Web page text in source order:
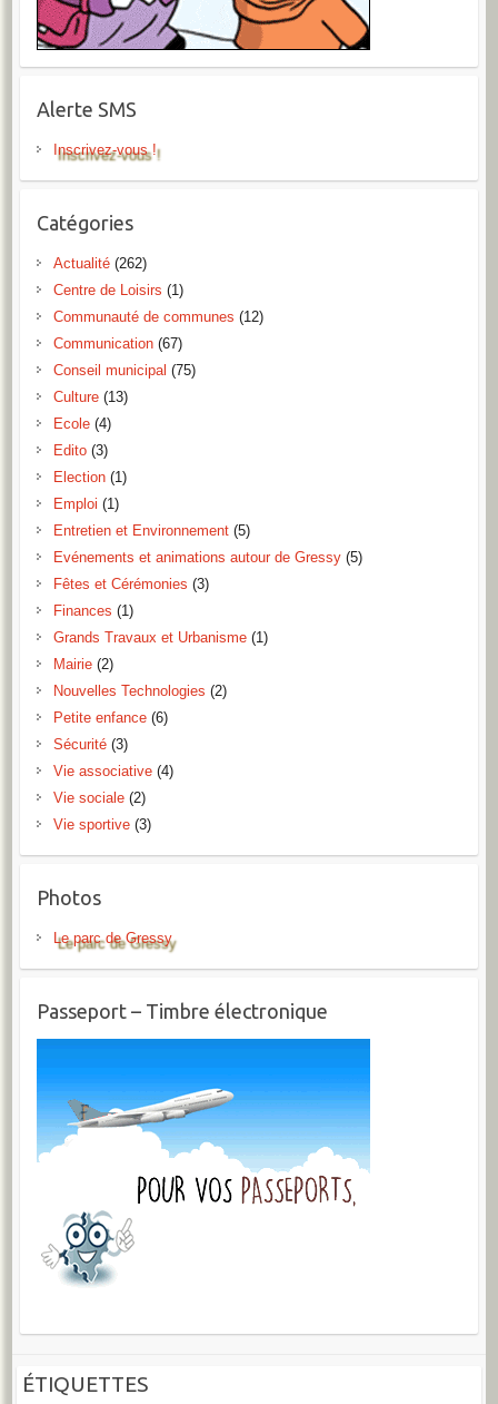
Alerte SMS
Inscrivez-vous !
Catégories
Actualité(262)
Centre de Loisirs (1)
Communauté de communes (12)
Communication(67)
Conseil municipal (75)
Culture(13)
Ecole(4)
Edito(3)
Election(1)
Emploi (1)
Entretien et Environnement(5)
Evénements et animations autour de Gressy(5)
Fêtes et Cérémonies (3)
Finances (1)
Grands Travaux et Urbanisme(1)
Mairie(2)
Nouvelles Technologies (2)
Petite enfance(6)
Sécurité(3)
Vie associative(4)
Vie sociale(2)
Vie sportive(3)
Photos
Le parc de Gressy
Passeport – Timbre électronique
ÉTIQUETTES